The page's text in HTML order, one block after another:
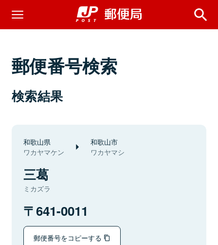
郵便番号検索
検索結果
和歌山県
ワカヤマケン
和歌山市
ワカヤマシ
三葛
ミカズラ
641-0011
郵便番号をコピーする